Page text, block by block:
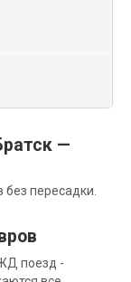
—
без пересадки.
поезд -